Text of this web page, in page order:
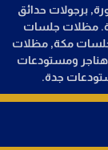
برجولات حدائق
مظلات جلسات
جلسات مكة, مظلات
هناجر ومستودعات
جدة.